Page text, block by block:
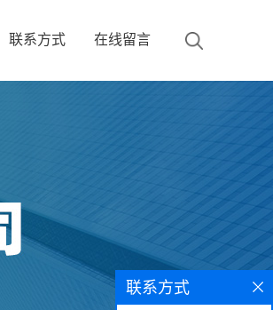
联系方式 在线留言
联系方式